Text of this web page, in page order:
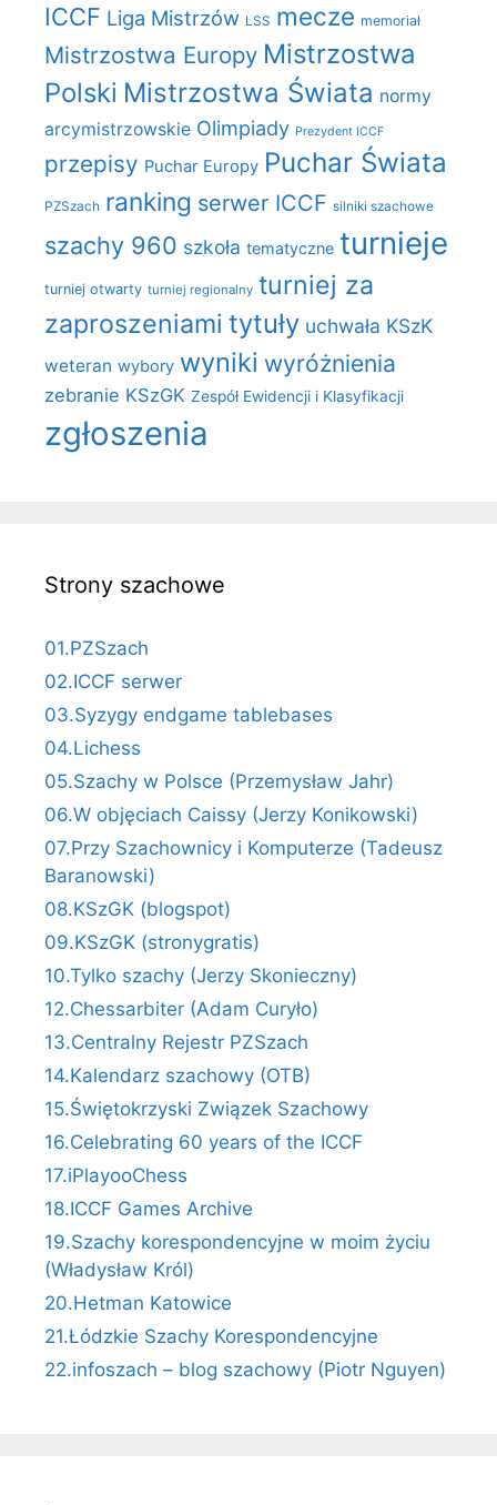
ICCF Liga Mistrzów LSS mecze memoriał
Mistrzostwa Europy Mistrzostwa
Polski Mistrzostwa Świata normy
arcymistrzowskie Olimpiady Prezydent ICCF
przepisy Puchar Europy Puchar Świata
PZSzach ranking serwer ICCF silniki szachowe
szachy 960 szkoła tematyczne turnieje
turniej otwarty turniej regionalny turniej za
zaproszeniami tytuły uchwała KSzK
weteran wybory wyniki wyróżnienia
zebranie KSzGK Zespół Ewidencji i Klasyfikacji
zgłoszenia
Strony szachowe
01.PZSzach
02.ICCF serwer
03.Syzygy endgame tablebases
04.Lichess
05.Szachy w Polsce (Przemysław Jahr)
06.W objęciach Caissy (Jerzy Konikowski)
07.Przy Szachownicy i Komputerze (Tadeusz
Baranowski)
08.KSzGK (blogspot)
09.KSzGK (stronygratis)
10.Tylko szachy (Jerzy Skonieczny)
12.Chessarbiter (Adam Curyło)
13.Centralny Rejestr PZSzach
14.Kalendarz szachowy (OTB)
15.Świętokrzyski Związek Szachowy
16.Celebrating 60 years of the ICCF
17.iPlayooChess
18.ICCF Games Archive
19.Szachy korespondencyjne w moim życiu
(Władysław Król)
20.Hetman Katowice
21.Łódzkie Szachy Korespondencyjne
22.infoszach – blog szachowy (Piotr Nguyen)